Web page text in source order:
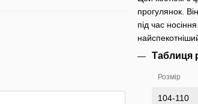
прогулянок.
під час
Таблиця
Розмір
104-110